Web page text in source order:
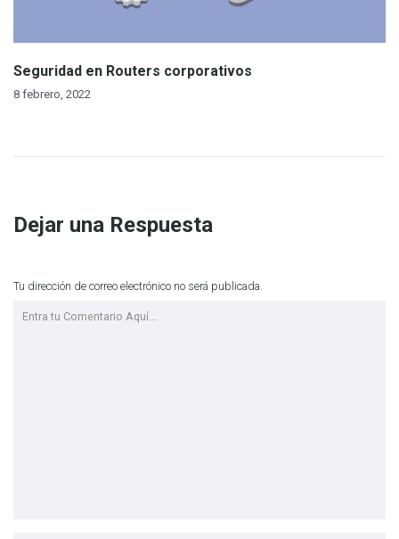
Seguridad en Routers corporativos
8 febrero, 2022
Dejar una Respuesta
Tu dirección de correo electrónico no será publicada.